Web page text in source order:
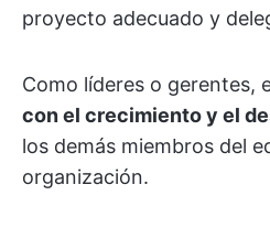
proyecto adecuado y
Como líderes o gerentes,
con el crecimiento y el
los demás miembros del
organización.